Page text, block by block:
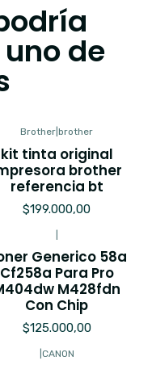
de
Brother brother
kit tinta original
brother
referencia bt
$199.000,00
Generico 58a
Cf258a Para Pro
M428fdn
Con Chip
$125.000,00
CANON